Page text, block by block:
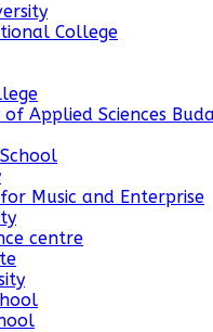
College
of Applied Sciences
Music and Enterprise
centre